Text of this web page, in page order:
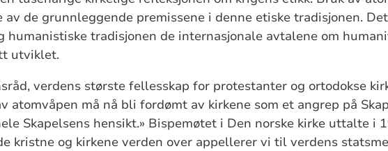
de grunnleggende premissene i denne etiske tradisjonen.
humanistiske tradisjonen de internasjonale avtalene om
utviklet.
verdens største fellesskap for protestanter og ortodokse
atomvåpen må nå bli fordømt av kirkene som et angrep på
Skapelsens hensikt.» Bispe­møtet i Den norske kirke uttalte i
kristne og kirkene verden over appellerer vi til verdens